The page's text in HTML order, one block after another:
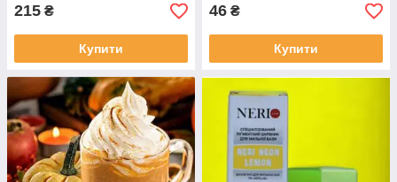
215 ₴
Купити
46 ₴
Купити